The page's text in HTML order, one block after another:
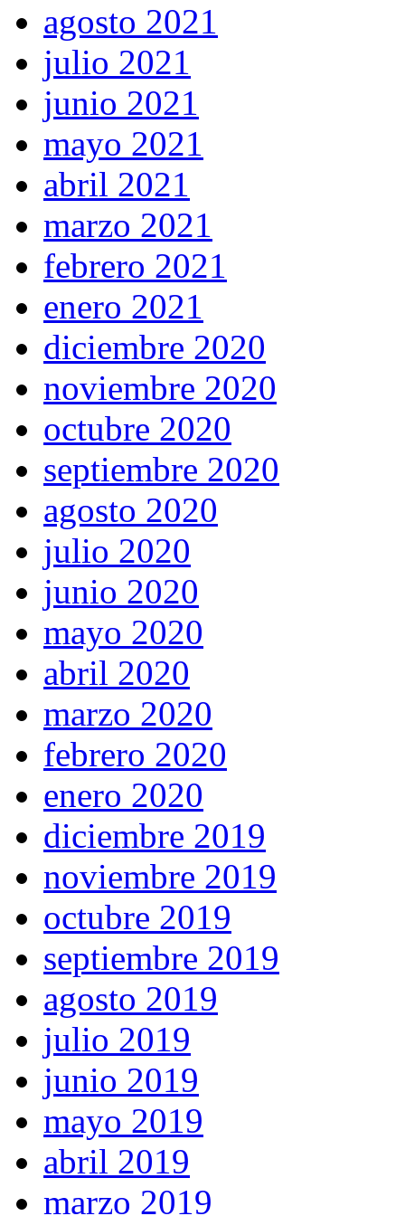
agosto 2021
julio 2021
junio 2021
mayo 2021
abril 2021
marzo 2021
febrero 2021
enero 2021
diciembre 2020
noviembre 2020
octubre 2020
septiembre 2020
agosto 2020
julio 2020
junio 2020
mayo 2020
abril 2020
marzo 2020
febrero 2020
enero 2020
diciembre 2019
noviembre 2019
octubre 2019
septiembre 2019
agosto 2019
julio 2019
junio 2019
mayo 2019
abril 2019
marzo 2019